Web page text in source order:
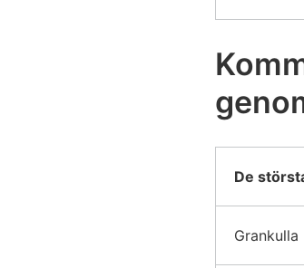
De
Grankulla